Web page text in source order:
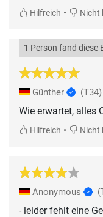
Hilfreich • Nicht
1 Person fand diese
Günther (T34)
Wie erwartet, alles
Hilfreich • Nicht
Anonymous
- leider fehlt eine